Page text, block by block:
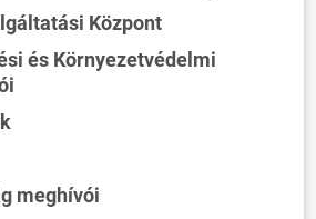
Központ
és Környezetvédelmi
meghívói